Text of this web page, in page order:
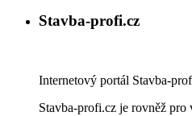
Stavba-profi.cz
Internetový portál Stavba-
Stavba-profi.cz je rovněž